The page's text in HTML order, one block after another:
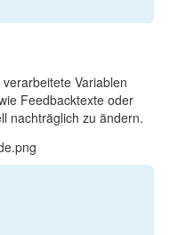
Variablen
Feedbacktexte oder
nachträglich zu ändern.